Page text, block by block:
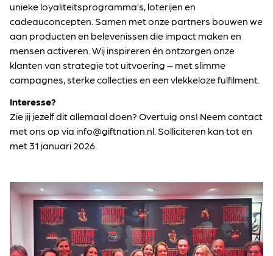
unieke loyaliteitsprogramma’s, loterijen en
cadeauconcepten. Samen met onze partners bouwen we
aan producten en belevenissen die impact maken en
mensen activeren. Wij inspireren én ontzorgen onze
klanten van strategie tot uitvoering – met slimme
campagnes, sterke collecties en een vlekkeloze fulfilment.
Interesse?
Zie jij jezelf dit allemaal doen? Overtuig ons! Neem contact
met ons op via info@giftnation.nl. Solliciteren kan tot en
met 31 januari 2026.